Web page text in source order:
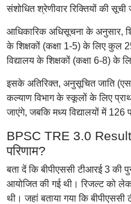
संशोधित श्रेणीवार रिक्तियों की सूची
आधिकारिक अधिसूचना के अनुसार,
के शिक्षकों (कक्षा 1-5) के लिए कुल
विद्यालय के शिक्षकों (कक्षा 6-8) के
इसके अतिरिक्त, अनुसूचित जाति
कल्याण विभाग के स्कूलों के लिए
जाएंगे, जबकि मध्य विद्यालयों में 126
BPSC TRE 3.0 Result
परिणाम?
बता दें कि बीपीएससी टीआरई 3 की
आयोजित की गई थी। रिजल्ट को
थी। जहां बताया गया कि